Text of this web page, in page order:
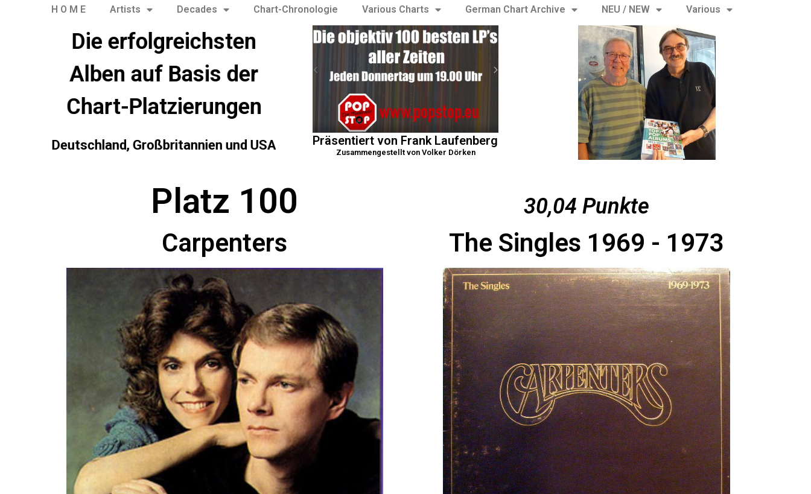
H O M E Artists Decades Chart-Chronologie Various Charts German Chart Archive NEU / NEW Various
Die erfolgreichsten
Alben auf Basis der
Chart-Platzierungen
Deutschland, Großbritannien und USA Präsentiert von Frank Laufenberg
Zusammengestellt von Volker Dörken
Platz 100 30,04 Punkte
Carpenters The Singles 1969 - 1973